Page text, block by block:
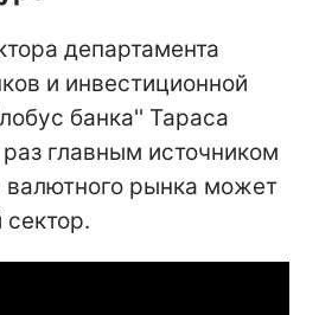
департамента
и инвестиционной
банка'' Тараса
раз главным источником
рынка может
сектор.